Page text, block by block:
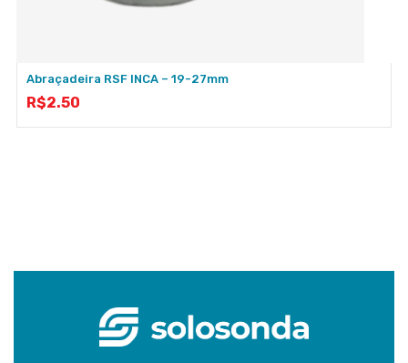
Abraçadeira RSF INCA – 19-27mm
R$2.50